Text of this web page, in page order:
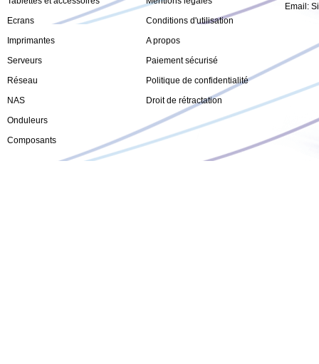
Ecrans
Imprimantes
Serveurs
Réseau
NAS
Onduleurs
Composants
Conditions d'utilisation
A propos
Paiement sécurisé
Politique de confidentialité
Droit de rétractation
Email: